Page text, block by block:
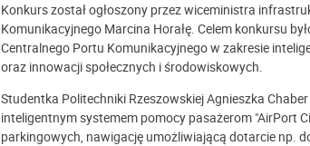
Konkurs został ogłoszony przez wiceministra
Komunikacyjnego Marcina Horałę. Celem konkursu
Centralnego Portu Komunikacyjnego w zakresie
oraz innowacji społecznych i środowiskowych.
Studentka Politechniki Rzeszowskiej Agnieszka
inteligentnym systemem pomocy pasażerom "AirPort
parkingowych, nawigację umożliwiającą dotarcie np.